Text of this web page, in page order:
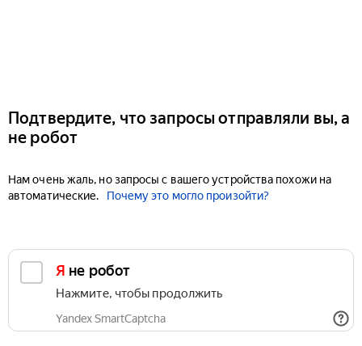
Подтвердите, что запросы отправляли вы, а
не робот
Нам очень жаль, но запросы с вашего устройства похожи на
автоматические.
Почему это могло произойти?
Я не робот
Нажмите, чтобы продолжить
Yandex SmartCaptcha